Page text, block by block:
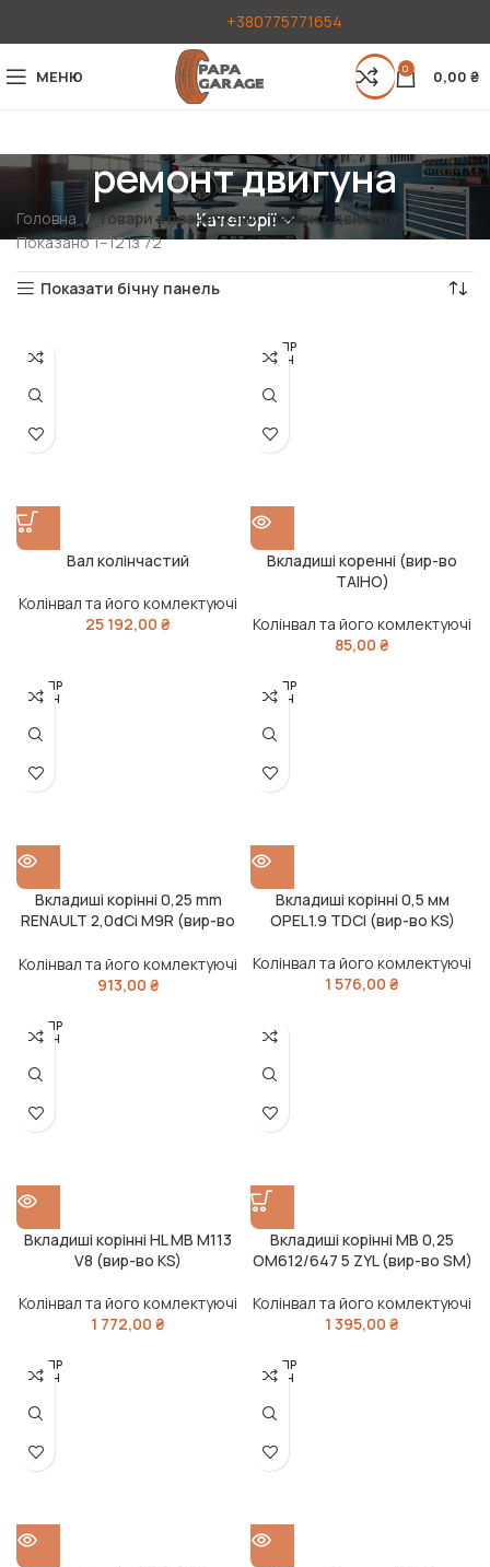
+380775771654
МЕНЮ 0 0,00 ₴
ремонт двигуна
Категорії
Головна
Товари з позначками “ремонт двигуна”
Показано 1–12 із 72
Показати бічну панель
Вал колінчастий
Колінвал та його комлектуючі
25 192,00 ₴
РОЗПР
ОДАН
Вкладиші коренні (вир-во
TAIHO)
Колінвал та його комлектуючі
85,00 ₴
РОЗПР
ОДАН
Вкладиші корінні 0,25 mm
RENAULT 2,0dCi M9R (вир-во
Колінвал та його комлектуючі
913,00 ₴
РОЗПР
ОДАН
Вкладиші корінні 0,5 мм
OPEL1.9 TDCI (вир-во KS)
Колінвал та його комлектуючі
1 576,00 ₴
РОЗПР
ОДАН
Вкладиші корінні HL MB M113
V8 (вир-во KS)
Колінвал та його комлектуючі
1 772,00 ₴
Вкладиші корінні MB 0,25
OM612/647 5 ZYL (вир-во SM)
Колінвал та його комлектуючі
1 395,00 ₴
РОЗПР
ОДАН
РОЗПР
ОДАН